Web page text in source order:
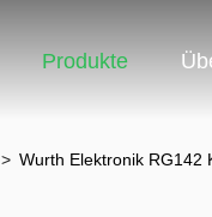
Produkte
> Wurth Elektronik RG142